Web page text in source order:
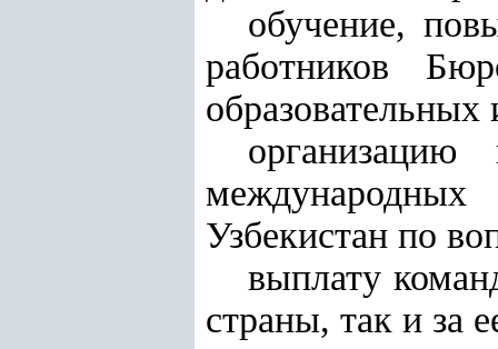
обучение,
работников
организацию
Узбекистан по
выплату
страны, так и за